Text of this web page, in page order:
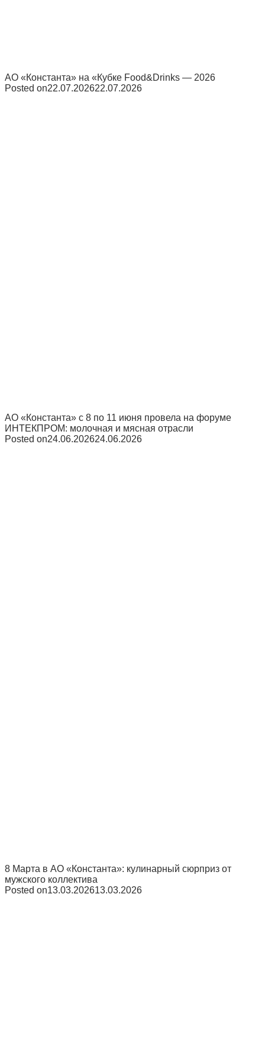
АО «Константа» на «Кубке Food&Drinks — 2026
Posted on22.07.202622.07.2026
АО «Константа» с 8 по 11 июня провела на форуме
ИНТЕКПРОМ: молочная и мясная отрасли
Posted on24.06.202624.06.2026
8 Марта в АО «Константа»: кулинарный сюрприз от
мужского коллектива
Posted on13.03.202613.03.2026